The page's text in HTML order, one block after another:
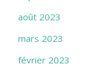
août 2023
mars 2023
février 2023